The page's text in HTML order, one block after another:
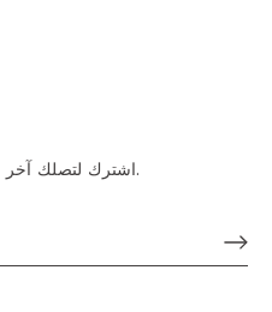
اشترك لتصلك آخر التحديثات، وعروضنا الحصرية وأكثر.